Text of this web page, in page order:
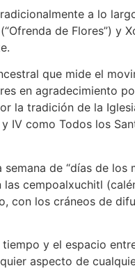
a lo
de Flores”)
que mide el
en agradecimiento
la tradición de la
IV como Todos los
de “días de
cempoalxuchitl
con los cráneos de
y el espacio
aspecto de